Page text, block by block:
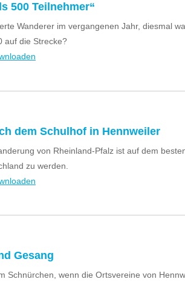
500 Teilnehmer“
Wanderer im vergangenen Jahr, diesmal
auf die Strecke?
dem Schulhof in Hennweiler
von Rheinland-Pfalz ist auf dem
zu werden.
Gesang
Schnürchen, wenn die Ortsvereine von